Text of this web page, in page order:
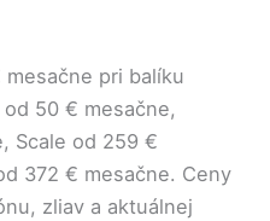
pri balíku
50 € mesačne,
Scale od 259 €
372 € mesačne. Ceny
zliav a aktuálnej